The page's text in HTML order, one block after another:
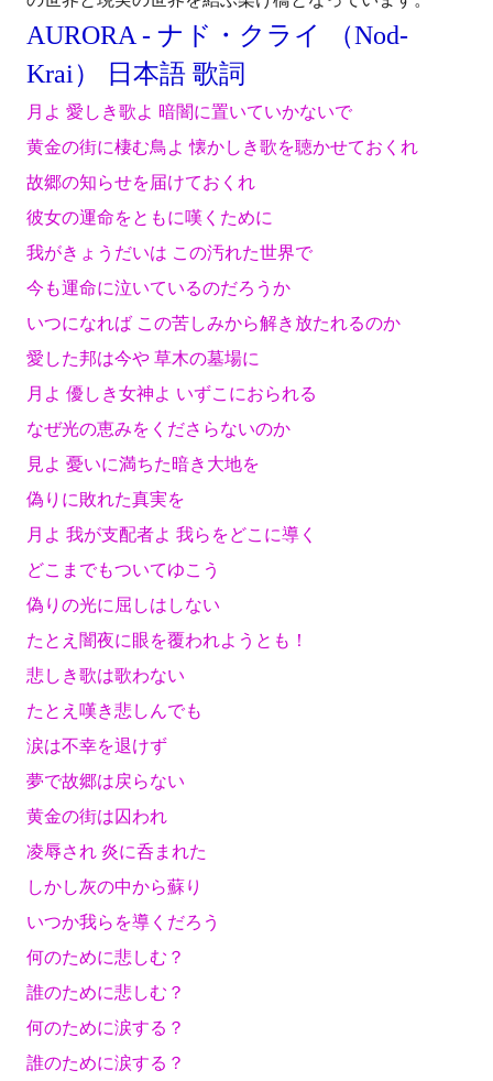
AURORA - ナド・クライ （Nod-
Krai） 日本語 歌詞
月よ 愛しき歌よ 暗闇に置いていかないで
黄金の街に棲む鳥よ 懐かしき歌を聴かせておくれ
故郷の知らせを届けておくれ
彼女の運命をともに嘆くために
我がきょうだいは この汚れた世界で
今も運命に泣いているのだろうか
いつになれば この苦しみから解き放たれるのか
愛した邦は今や 草木の墓場に
月よ 優しき女神よ いずこにおられる
なぜ光の恵みをくださらないのか
見よ 憂いに満ちた暗き大地を
偽りに敗れた真実を
月よ 我が支配者よ 我らをどこに導く
どこまでもついてゆこう
偽りの光に屈しはしない
たとえ闇夜に眼を覆われようとも！
悲しき歌は歌わない
たとえ嘆き悲しんでも
涙は不幸を退けず
夢で故郷は戻らない
黄金の街は囚われ
凌辱され 炎に呑まれた
しかし灰の中から蘇り
いつか我らを導くだろう
何のために悲しむ？
誰のために悲しむ？
何のために涙する？
誰のために涙する？